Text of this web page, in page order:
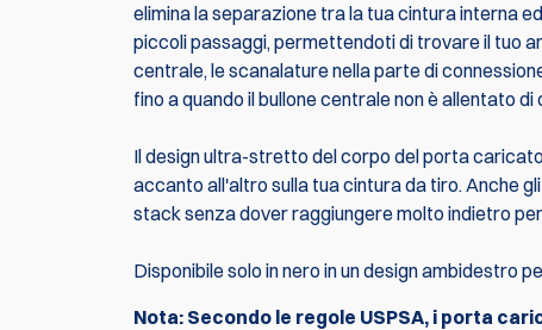
elimina la separazione tra la tua cintura interna
piccoli passaggi, permettendoti di trovare il tuo
centrale, le scanalature nella parte di
fino a quando il bullone centrale non è allentato di
Il design ultra-stretto del corpo del porta
accanto all'altro sulla tua cintura da tiro. Anche
stack senza dover raggiungere molto indietro
Disponibile solo in nero in un design ambidestro
Nota: Secondo le regole USPSA, i porta